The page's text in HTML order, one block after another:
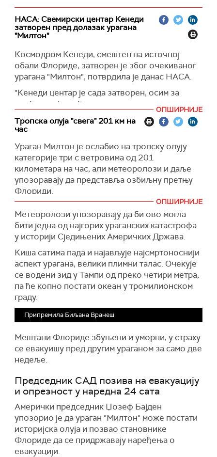
НАСА: Свемирски центар Кенеди
затворен пред долазак урагана
"Милтон"
Космодром Кенеди, смештен на источној
обали Флориде, затворен је због очекиваног
урагана "Милтон", потврдила је данас НАСА.
"Кенеди центар је сада затворен, осим за
особље које се бави хитним реаговањем.
Проглашено је стање HURCON 1", наводи се у
сопштењу, преноси Си-Ен-Ен.
НАСА и америчка војска користе ознаку
HURCON за степен припрема за ванредну
ситуацију уочи доласка урагана, а стања
HURCON 1 проглашава се најчешће 12 сати
пре доласка урагана. Нужни тимови укључују
особље НАСА које мора да остане у кампусу
свемирске агенције како би подржали кључне
текуће мисије, укључујући контролу мисије за
Међународну свемирску станицу.
ОПШИРНИЈЕ
Тропска олуја "свега" 201 км на
час
Ураган Милтон је ослабио на тропску олују
категорије три с ветровима од 201
километара на час, али метеоролози и даље
упозоравају да представља озбиљну претњу
Флориди.
Слабљење категорије урагана неће ослабити
његово дејство.
Обилне падавине, јаки ветрови погодили су
Флориду, а очекује се да ће се временски
услови погоршати, преноси Си-Ен-Ен.
Ураган Милтон је у уторак достигао категорију
пет, а данас је углавном био на нивоу тропске
олује категорије четири. Надлежни су позвали
угрожено становништво да се евакуише.
Онима који то нису учинили препоручено је да
ОПШИРНИЈЕ
Метеоролози упозоравају да би ово могла
бити једна од најгорих ураганских катастрофа
у историји Сједињених Америчких Држава.
Киша сатима пада и најављује најсмртоноснији
аспект урагана, велики плимни талас. Очекује
се водени зид у Тампи од преко четири метра,
па ће копно постати океан у тромилионском
граду.
Припремила Биљана Вранеш
Мештани Флориде збуњени и уморни, у страху
се евакуишу пред другим ураганом за само две
недеље.
Председник САД позива на евакуацију
и опрезност у наредна 24 сата
Амерички председник Џозеф Бајден
упозорио је да ураган "Милтон" може постати
историјска олуја и позвао становнике
Флориде да се придржавају наређења о
евакуацији.